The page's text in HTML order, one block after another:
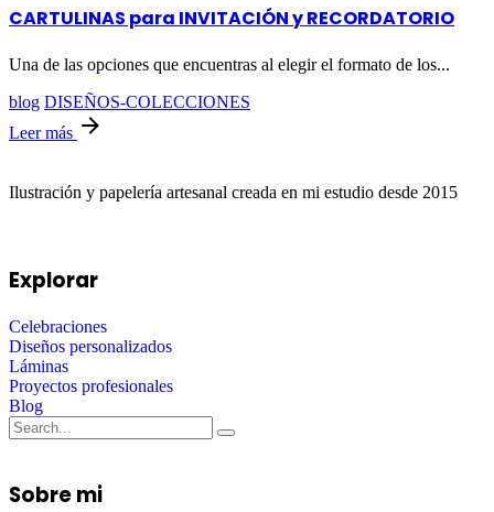
CARTULINAS para INVITACIÓN y RECORDATORIO
Una de las opciones que encuentras al elegir el formato de los...
blog DISEÑOS-COLECCIONES
Leer más
Ilustración y papelería artesanal creada en mi estudio desde 2015
Explorar
Celebraciones
Diseños personalizados
Láminas
Proyectos profesionales
Blog
Sobre mi